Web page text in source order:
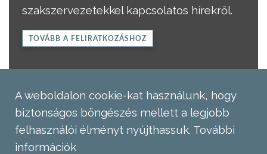
szakszervezetekkel kapcsolatos hírekről.
TOVÁBB A FELIRATKOZÁSHOZ
A weboldalon cookie-kat használunk, hogy
biztonságos böngészés mellett a legjobb
felhasználói élményt nyújthassuk. További
információk